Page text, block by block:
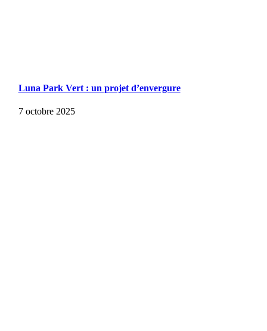
Luna Park Vert : un projet d’envergure
7 octobre 2025